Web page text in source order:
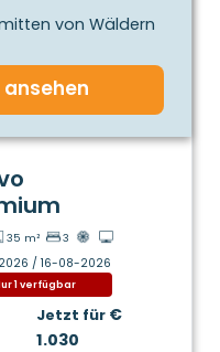
von Wäldern
35 m² 3
/ 16-08-2026
1 verfügbar
Jetzt für €
1.030